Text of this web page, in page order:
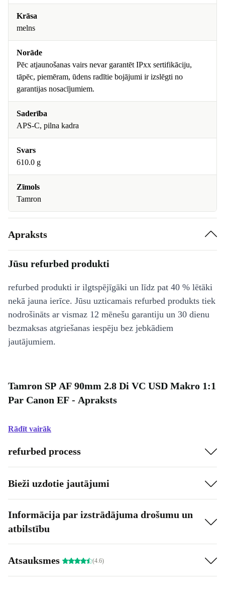
Krāsa
melns
Norāde
Pēc atjaunošanas vairs nevar garantēt IPxx sertifikāciju,
tāpēc, piemēram, ūdens radītie bojājumi ir izslēgti no
garantijas nosacījumiem.
Saderība
APS-C, pilna kadra
Svars
610.0 g
Zīmols
Tamron
Apraksts
Jūsu refurbed produkti
refurbed produkti ir ilgtspējīgāki un līdz pat 40 % lētāki
nekā jauna ierīce. Jūsu uzticamais refurbed produkts tiek
nodrošināts ar vismaz 12 mēnešu garantiju un 30 dienu
bezmaksas atgriešanas iespēju bez jebkādiem
jautājumiem.
Tamron SP AF 90mm 2.8 Di VC USD Makro 1:1
Par Canon EF - Apraksts
Rādīt vairāk
refurbed process
Bieži uzdotie jautājumi
Informācija par izstrādājuma drošumu un
atbilstību
Atsauksmes (4.6)